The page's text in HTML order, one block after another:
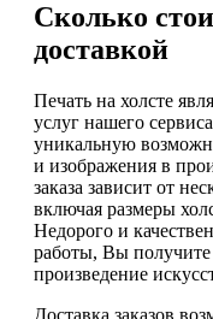
Сколько
доставкой
Печать на холсте
услуг нашего
уникальную
и изображения в
заказа зависит от
включая размеры
Недорого и
работы, Вы получите
произведение
Доставка заказов